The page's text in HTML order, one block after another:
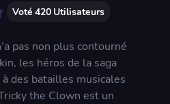
Voté 420 Utilisateurs
pas non plus contourné
les héros de la saga
des batailles musicales
the Clown est un